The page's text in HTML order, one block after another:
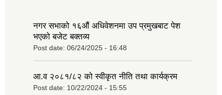
नगर सभाको १६‍औं अधिवेशनमा उप प्रमुखबाट पेश
भएको बजेट बक्तव्य
Post date: 06/24/2025 - 16:48
आ.व २०८१/८२ को स्वीकृत नीति तथा कार्यक्रम
Post date: 10/22/2024 - 15:55